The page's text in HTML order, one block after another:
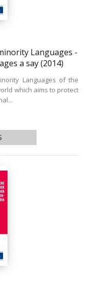
Languages -
a say(2014)
Languages of the
which aims to protect